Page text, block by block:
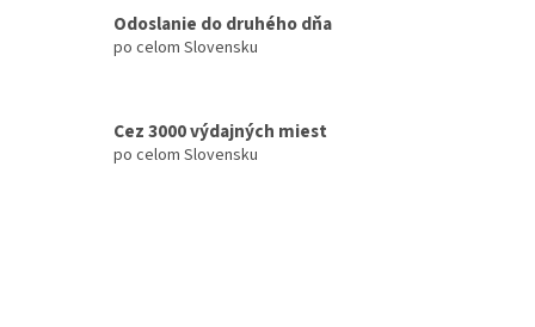
ý
p
Odoslanie do druhého dňa
po celom Slovensku
Cez 3000 výdajných miest
po celom Slovensku